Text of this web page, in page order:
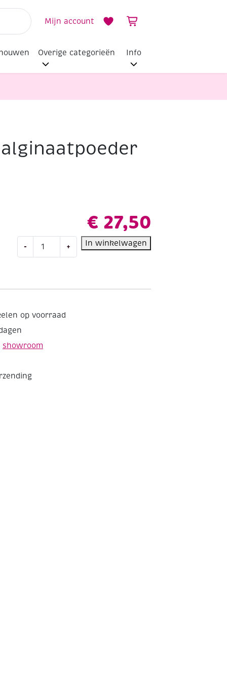
Mijn account
Overige categorieën Info
€ 27,50
-
alginaatpoeder
+ In winkelwagen
op voorraad
showroom